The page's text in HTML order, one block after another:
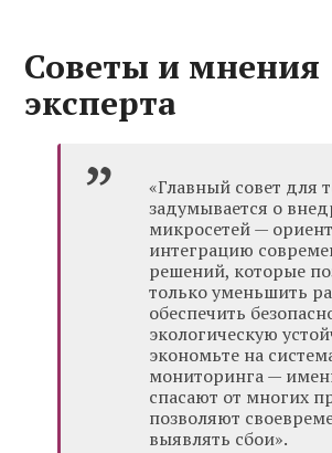
Советы и мнения
эксперта
«Главный совет для
задумывается о
микросетей —
интеграцию
решений, которые
только уменьшить
обеспечить
экологическую
экономьте на
мониторинга —
спасают от многих
позволяют
выявлять сбои».